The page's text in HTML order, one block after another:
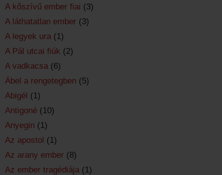
A kőszívű ember fiai (3)
A láthatatlan ember (3)
A legyek ura (1)
A Pál utcai fiúk (2)
A vadkacsa (6)
Ábel a rengetegben (5)
Abigél (1)
Antigoné (10)
Anyegin (1)
Az apostol (1)
Az arany ember (8)
Az ember tragédiája (1)